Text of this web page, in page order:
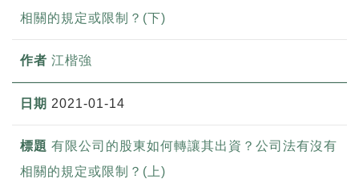
相關的規定或限制？(下)
江楷強
2021-01-14
有限公司的股東如何轉讓其出資？公司法有沒有
相關的規定或限制？(上)